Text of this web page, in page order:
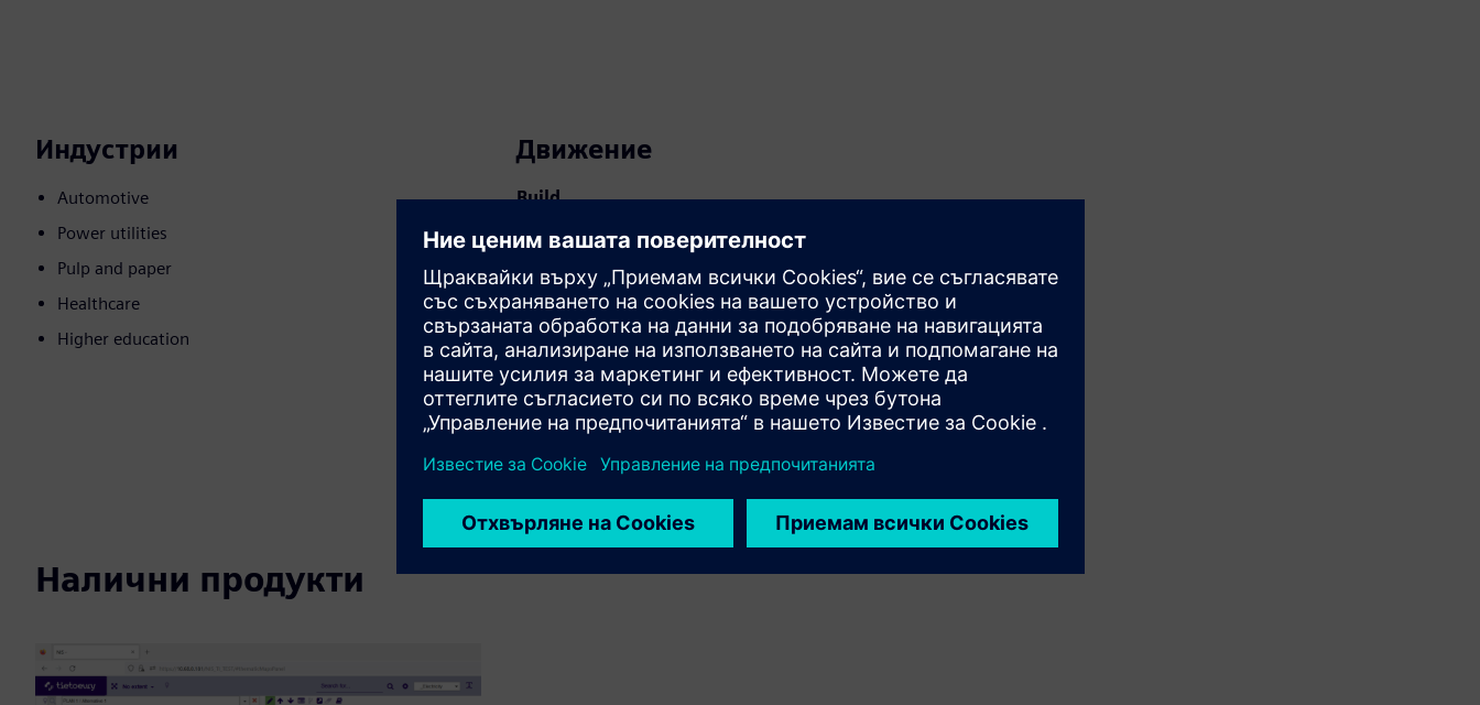
Индустрии
Automotive
Power utilities
Pulp and paper
Healthcare
Higher education
Движение
Build
Siemens Xcelerator чрез създаване на нов продукт или
създава ново клиентско решение чрез интегриране
на продукта на Siemens Xcelerator и собствен продукт
Service
Предоставя услуга за продукт/решение на Siemens
Xcelerator, което помага на клиента да го внедри,
интегрира, оперира или поддържа
Налични продукти